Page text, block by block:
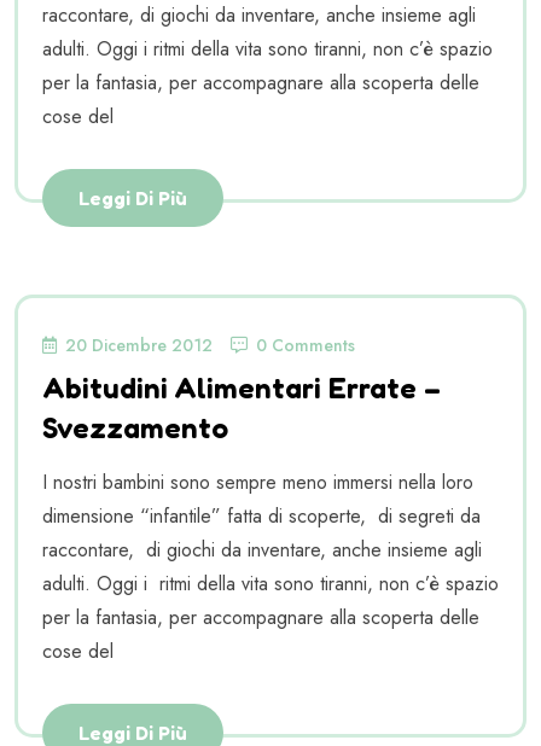
raccontare, di giochi da inventare, anche insieme agli
adulti. Oggi i ritmi della vita sono tiranni, non c’è spazio
per la fantasia, per accompagnare alla scoperta delle
cose del
Leggi Di Più
20 Dicembre 2012 0 Comments
Abitudini Alimentari Errate –
Svezzamento
I nostri bambini sono sempre meno immersi nella loro
dimensione “infantile” fatta di scoperte, di segreti da
raccontare, di giochi da inventare, anche insieme agli
adulti. Oggi i ritmi della vita sono tiranni, non c’è spazio
per la fantasia, per accompagnare alla scoperta delle
cose del
Leggi Di Più